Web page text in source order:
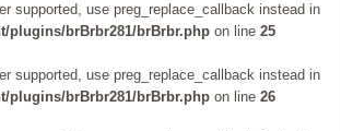
supported, use preg_replace_callback instead in
plugins/brBrbr281/brBrbr.php on line 25
supported, use preg_replace_callback instead in
plugins/brBrbr281/brBrbr.php on line 26